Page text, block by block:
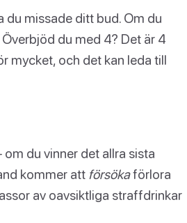
missade ditt bud. Om du
du med 4? Det är 4
mycket, och det kan leda till
du vinner det allra sista
kommer att försökaförlora
av oavsiktliga straffdrinkar